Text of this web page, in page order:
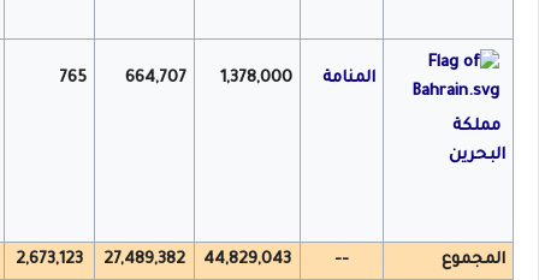
مملكة
البحرين
المنامة 1,378,000
664,707
765
المجموع --
44,829,043
27,489,382
2,673,123